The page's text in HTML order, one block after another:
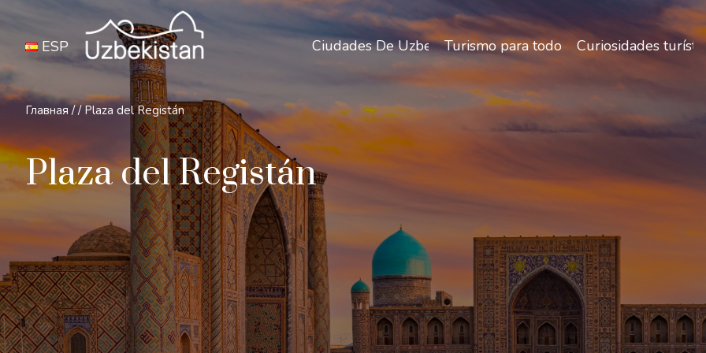
Ciudades De UzbekistánTurismo para todos Curiosidades
ESP
Главная / / Plaza del Registán
Plaza del Registán